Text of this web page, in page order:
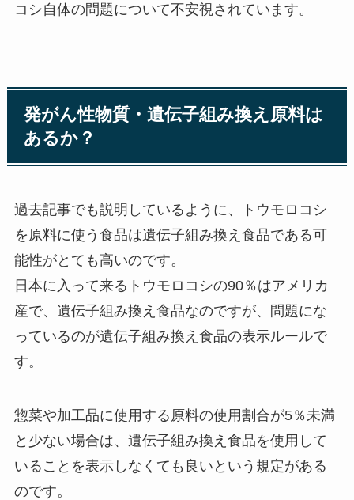
コシ自体の問題について不安視されています。
発がん性物質・遺伝子組み換え原料は
あるか？
過去記事でも説明しているように、
トウモロコシ
を原料に使う食品は遺伝子組み換え食品である可
能性がとても高いのです。
日本に入って来るトウモロコシの90％はアメリカ
産で、遺伝子組み換え食品なのですが、問題にな
っているのが遺伝子組み換え食品の表示ルールで
す。
惣菜や加工品に使用する原料の使用割合が5％未満
と少ない場合は、遺伝子組み換え食品を使用して
いることを表示しなくても良いという規定がある
のです。